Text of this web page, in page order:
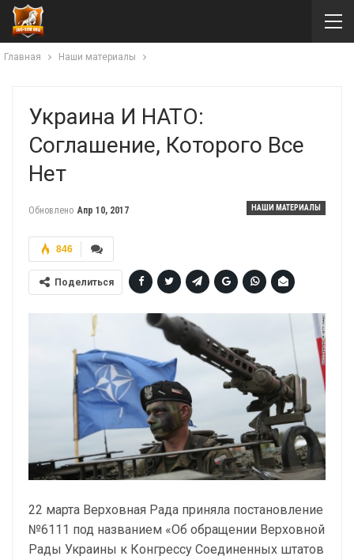
Главная Наши материалы
Украина И НАТО:
Соглашение, Которого Все
Нет
НАШИ МАТЕРИАЛЫ
Обновлено Апр 10, 2017
846
Поделиться
22 марта Верховная Рада приняла постановление
№6111 под названием «Об обращении Верховной
Рады Украины к Конгрессу Соединенных штатов